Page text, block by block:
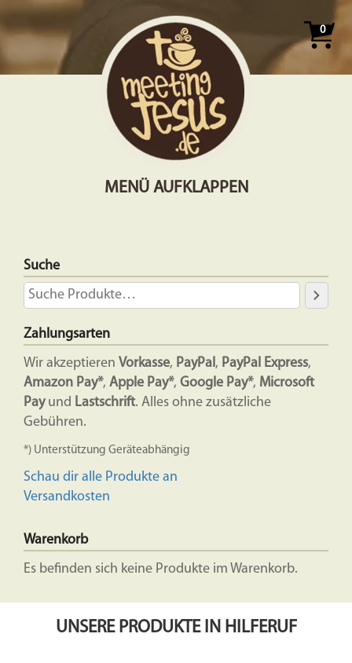
0
MENÜ AUFKLAPPEN
Suche
Zahlungsarten
Wir akzeptieren Vorkasse, PayPal, PayPal Express,
Amazon Pay*, Apple Pay*, Google Pay*, Microsoft
Payund Lastschrift. Alles ohne zusätzliche
Gebühren.
*) Unterstützung Geräteabhängig
Schau dir alle Produkte an
Versandkosten
Warenkorb
Es befinden sich keine Produkte im Warenkorb.
UNSERE PRODUKTE IN HILFERUF